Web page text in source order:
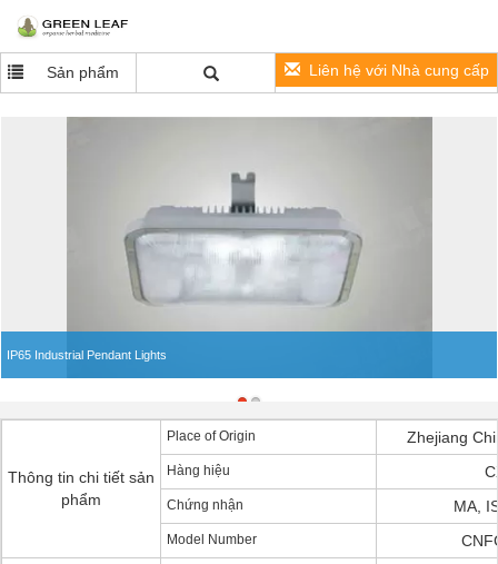
Sản phẩm Liên hệ với Nhà cung cấp
IP65 Industrial Pendant Lights
Thông tin chi tiết sản
phẩm
Place of Origin Zhejiang
Hàng hiệu
Chứng nhận MA,
Model Number